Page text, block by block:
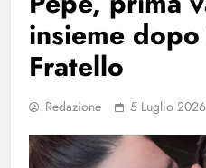
insieme
Fratello
Redazione 5 Luglio